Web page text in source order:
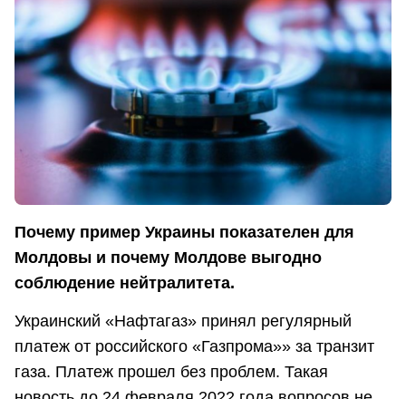
Почему пример Украины показателен для
Молдовы и почему Молдове выгодно
соблюдение нейтралитета.
Украинский «Нафтагаз» принял регулярный
платеж от российского «Газпрома»» за транзит
газа. Платеж прошел без проблем. Такая